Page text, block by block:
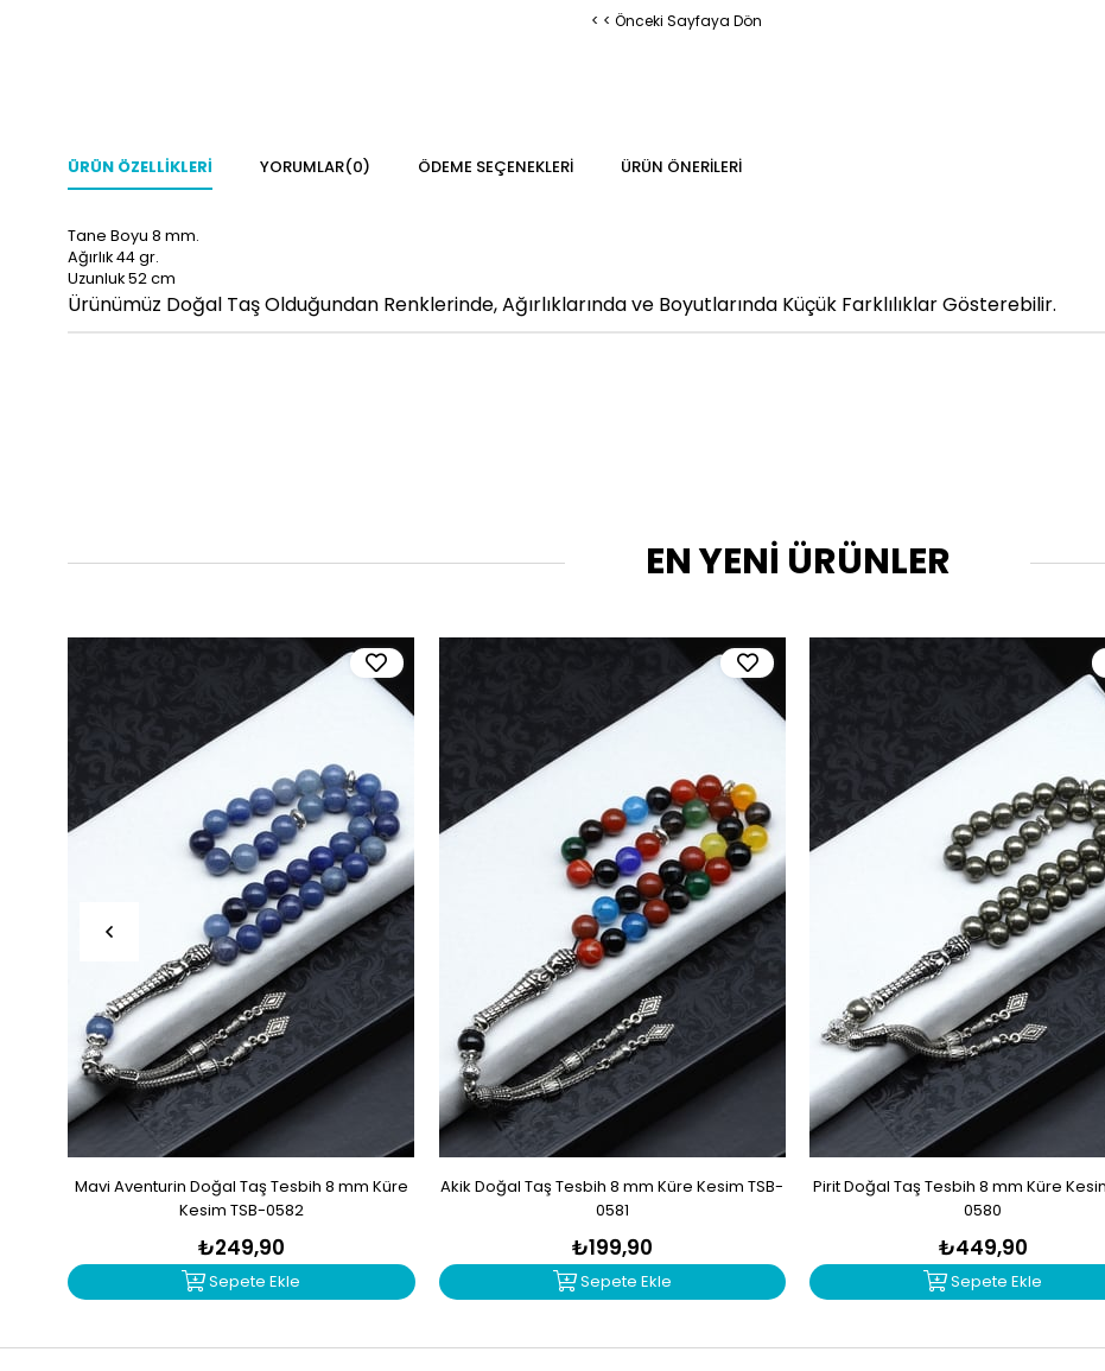
< < Önceki Sayfaya Dön
ÜRÜN ÖZELLIKLERI YORUMLAR(0) ÖDEME SEÇENEKLERI ÜRÜN ÖNERILERI
Tane Boyu 8 mm.
Ağırlık 44 gr.
Uzunluk 52 cm
Ürünümüz Doğal Taş Olduğundan Renklerinde, Ağırlıklarında ve Boyutlarında Küçük Farklılıklar Gösterebilir.
EN YENİ ÜRÜNLER
Mavi Aventurin Doğal Taş Tesbih 8 mm Küre
Kesim TSB-0582
₺249,90
Sepete Ekle
Akik Doğal Taş Tesbih 8 mm Küre Kesim TSB-
0581
₺199,90
Sepete Ekle
Pirit Doğal Taş Tesbih 8 mm Küre
0580
₺449,90
Sepete Ekle